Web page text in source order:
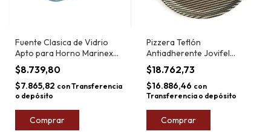
Fuente Clasica de Vidrio
Apto para Horno Marinex
1.8L
$8.739,80
$7.865,82 conTransferencia
o depósito
Comprar
Pizzera Teflón
Antiadherente Jovifel
Corcega 35cm
$18.762,73
$16.886,46 con
Transferencia o depósito
Comprar